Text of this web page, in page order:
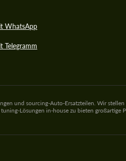
WhatsApp
Telegramm
und sourcing-Auto-Ersatzteilen. Wir
Lösungen in-house zu bieten